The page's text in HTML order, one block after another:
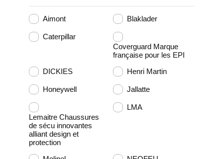
Aimont Blaklader
Caterpillar
Coverguard Marque
française pour les EPI
DICKIES
Henri Martin
Honeywell Jallatte
Lemaitre Chaussures
de sécu innovantes
alliant design et
protection
LMA